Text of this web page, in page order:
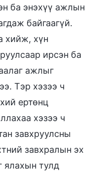
ба энэхүү ажлын
байгаагүй.
хийж, хүн
ирсэн ба
ажлыг
Тэр хэзээ ч
ертөнц
хэзээ ч
завхруулсны
завхралын эх
ялахын тулд